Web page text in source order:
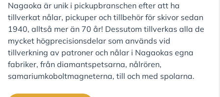
Nagaoka är unik i pickupbranschen efter att ha
tillverkat nålar, pickuper och tillbehör för skivor sedan
1940, alltså mer än 70 år! Dessutom tillverkas alla de
mycket högprecisionsdelar som används vid
tillverkning av patroner och nålar i Nagaokas egna
fabriker, från diamantspetsarna, nålrören,
samariumkoboltmagneterna, till och med spolarna.